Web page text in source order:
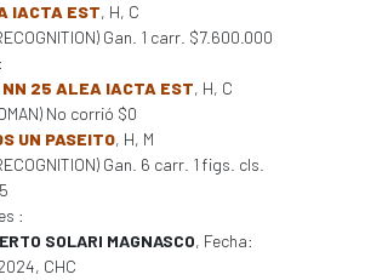
IACTA EST, H, C
Gan. 1 carr. $7.600.000
NN 25 ALEA IACTA EST, H, C
No corrió $0
UN PASEITO, H, M
Gan. 6 carr. 1 figs. cls.
:
SOLARI MAGNASCO, Fecha:
CHC